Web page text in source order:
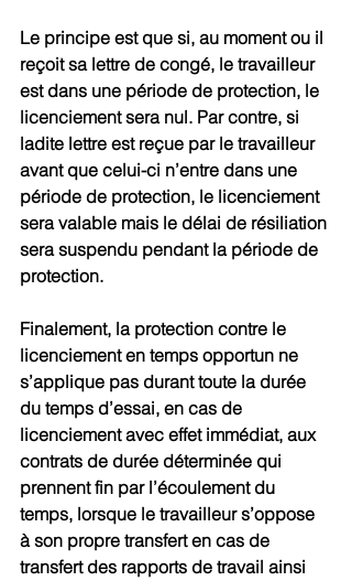
Le principe est que si, au moment ou il
reçoit sa lettre de congé, le travailleur
est dans une période de protection, le
licenciement sera nul. Par contre, si
ladite lettre est reçue par le travailleur
avant que celui-ci n’entre dans une
période de protection, le licenciement
sera valable mais le délai de résiliation
sera suspendu pendant la période de
protection.
Finalement, la protection contre le
licenciement en temps opportun ne
s’applique pas durant toute la durée
du temps d’essai, en cas de
licenciement avec effet immédiat, aux
contrats de durée déterminée qui
prennent fin par l’écoulement du
temps, lorsque le travailleur s’oppose
à son propre transfert en cas de
transfert des rapports de travail ainsi